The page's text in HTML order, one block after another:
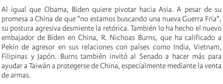
Al igual que Obama, Biden quiere pivotar hacia Asia. A pesar de su
promesa a China de que "no estamos buscando una nueva Guerra Fría",
su postura agresiva desmiente la retórica. También lo ha hecho el nuevo
embajador de Biden en China, R. Nichoas Burns, que ha calificado a
Pekín de agresor en sus relaciones con países como India, Vietnam,
Filipinas y Japón. Burns también invitó al Senado a hacer más para
ayudar a Taiwán a protegerse de China, especialmente mediante la venta
de armas.